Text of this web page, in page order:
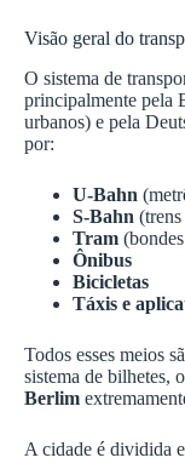
Visão geral do
O sistema de
principalmente pela
urbanos) e pela
por:
U-Bahn
S-Bahn
Tram
Ônibus
Bicicletas
Táxis e
Todos esses meios
sistema de bilhetes,
Berlim
A cidade é dividida